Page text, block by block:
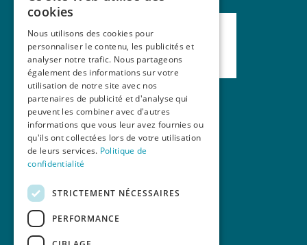
Nos formations
La revue Mains Libres
cookies
Nous utilisons des cookies pour
personnaliser le contenu, les publicités et
analyser notre trafic. Nous partageons
également des informations sur votre
utilisation de notre site avec nos
partenaires de publicité et d'analyse qui
peuvent les combiner avec d'autres
informations que vous leur avez fournies ou
qu'ils ont collectées lors de votre utilisation
de leurs services. Politique de
confidentialité
STRICTEMENT NÉCESSAIRES
PERFORMANCE